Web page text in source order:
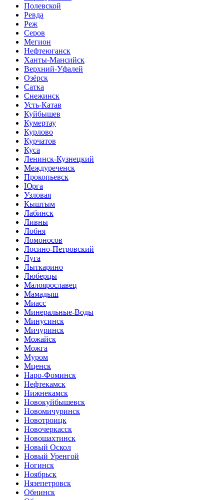
Полевской
Ревда
Реж
Серов
Мегион
Нефтеюганск
Ханты-Мансийск
Верхний-Уфалей
Озёрск
Сатка
Снежинск
Усть-Катав
Куйбышев
Кумертау
Курлово
Курчатов
Куса
Ленинск-Кузнецкий
Междуреченск
Прокопьевск
Юрга
Узловая
Кыштым
Лабинск
Ливны
Лобня
Ломоносов
Лосино-Петровский
Луга
Лыткарино
Люберцы
Малоярославец
Мамадыш
Миасс
Минеральные-Воды
Минусинск
Мичуринск
Можайск
Можга
Муром
Мценск
Наро-Фоминск
Нефтекамск
Нижнекамск
Новокуйбышевск
Новомичуринск
Новотроицк
Новочеркасск
Новошахтинск
Новый Оскол
Новый Уренгой
Ногинск
Ноябрьск
Нязепетровск
Обнинск